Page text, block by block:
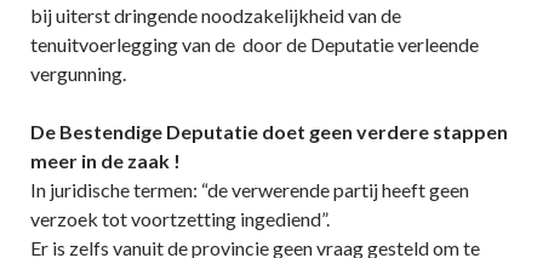
bij uiterst dringende noodzakelijkheid van de
tenuitvoerlegging van de door de Deputatie verleende
vergunning.
De Bestendige Deputatie doet geen verdere stappen
meer in de zaak !
In juridische termen: “de verwerende partij heeft geen
verzoek tot voortzetting ingediend”.
Er is zelfs vanuit de provincie geen vraag gesteld om te